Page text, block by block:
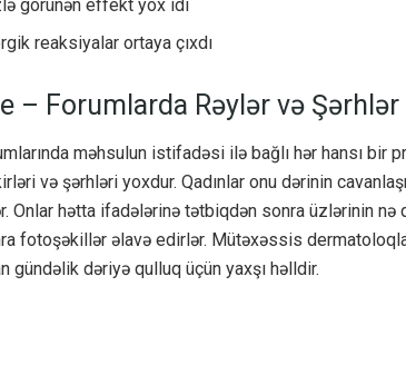
görünən effekt yox idi
reaksiyalar ortaya çıxdı
– Forumlarda Rəylər və Şərhlər
məhsulun istifadəsi ilə bağlı hər hansı bir
və şərhləri yoxdur. Qadınlar onu dərinin
Onlar hətta ifadələrinə tətbiqdən sonra üzlərinin
fotoşəkillər əlavə edirlər. Mütəxəssis
gündəlik dəriyə qulluq üçün yaxşı həlldir.